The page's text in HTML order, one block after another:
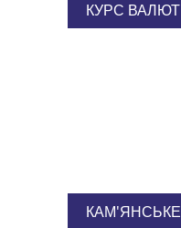
КУРС ВАЛЮТ
КАМ'ЯНСЬКЕ